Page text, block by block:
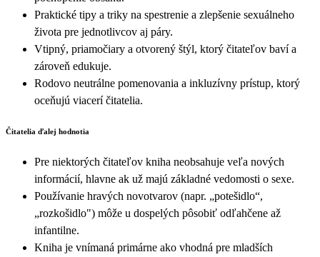
Praktické tipy a triky na spestrenie a zlepšenie sexuálneho
života pre jednotlivcov aj páry.
Vtipný, priamočiary a otvorený štýl, ktorý čitateľov baví a
zároveň edukuje.
Rodovo neutrálne pomenovania a inkluzívny prístup, ktorý
oceňujú viacerí čitatelia.
Čitatelia ďalej hodnotia
Pre niektorých čitateľov kniha neobsahuje veľa nových
informácií, hlavne ak už majú základné vedomosti o sexe.
Používanie hravých novotvarov (napr. „potešidlo“,
„rozkošidlo") môže u dospelých pôsobiť odľahčene až
infantilne.
Kniha je vnímaná primárne ako vhodná pre mladších